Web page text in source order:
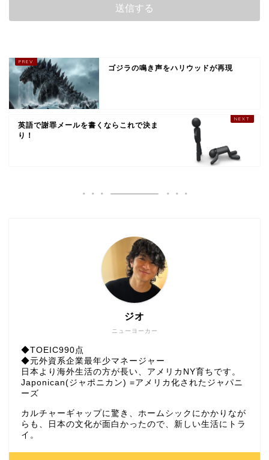
ゴジラの鳴き声をハリウッドが再現
英語で謝罪メールを書くならこれで決ま
り！
ニューヨーカー
ジオ
◆TOEIC990点
◆元外資系企業最年少マネージャー
日本より海外生活の方が長い、アメリカNY育ちです。
Japonican(ジャポニカン) =アメリカ化されたジャパニ
ーズ
カルチャーギャップに驚き、ホームシックにかかりなが
らも、日本の文化が面白かったので、新しい生活にトラ
イ。